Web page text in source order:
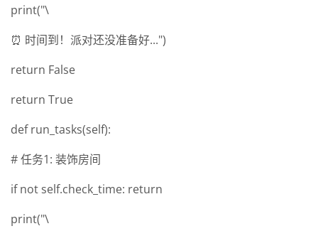
print("\
⏰ 时间到！派对还没准备好...")
return False
return True
def run_tasks(self):
# 任务1: 装饰房间
if not self.check_time: return
print("\